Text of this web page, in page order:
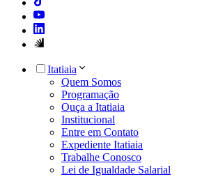
Itatiaia
Quem Somos
Programação
Ouça a Itatiaia
Institucional
Entre em Contato
Expediente Itatiaia
Trabalhe Conosco
Lei de Igualdade Salarial